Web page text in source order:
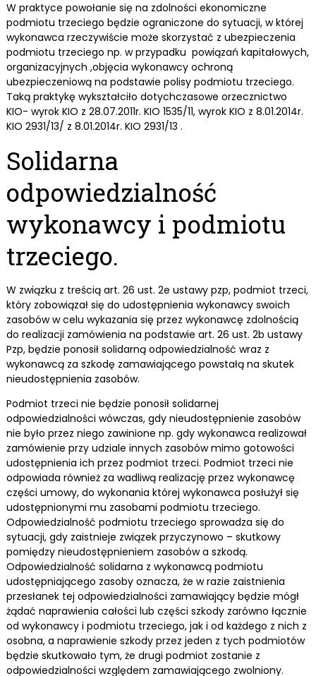
W praktyce powołanie się na zdolności ekonomiczne
podmiotu trzeciego będzie ograniczone do sytuacji, w której
wykonawca rzeczywiście może skorzystać z ubezpieczenia
podmiotu trzeciego np. w przypadku powiązań kapitałowych,
organizacyjnych ,objęcia wykonawcy ochroną
ubezpieczeniową na podstawie polisy podmiotu trzeciego.
Taką praktykę wykształciło dotychczasowe orzecznictwo
KIO- wyrok KIO z 28.07.2011r. KIO 1535/11, wyrok KIO z 8.01.2014r.
KIO 2931/13/ z 8.01.2014r. KIO 2931/13 .
Solidarna
odpowiedzialność
wykonawcy i podmiotu
trzeciego.
W związku z treścią art. 26 ust. 2e ustawy pzp, podmiot trzeci,
który zobowiązał się do udostępnienia wykonawcy swoich
zasobów w celu wykazania się przez wykonawcę zdolnością
do realizacji zamówienia na podstawie art. 26 ust. 2b ustawy
Pzp, będzie ponosił solidarną odpowiedzialność wraz z
wykonawcą za szkodę zamawiającego powstałą na skutek
nieudostępnienia zasobów.
Podmiot trzeci nie będzie ponosił solidarnej
odpowiedzialności wówczas, gdy nieudostępnienie zasobów
nie było przez niego zawinione np. gdy wykonawca realizował
zamówienie przy udziale innych zasobów mimo gotowości
udostępnienia ich przez podmiot trzeci. Podmiot trzeci nie
odpowiada również za wadliwą realizację przez wykonawcę
części umowy, do wykonania której wykonawca posłużył się
udostępnionymi mu zasobami podmiotu trzeciego.
Odpowiedzialność podmiotu trzeciego sprowadza się do
sytuacji, gdy zaistnieje związek przyczynowo – skutkowy
pomiędzy nieudostępnieniem zasobów a szkodą.
Odpowiedzialność solidarna z wykonawcą podmiotu
udostępniającego zasoby oznacza, że w razie zaistnienia
przesłanek tej odpowiedzialności zamawiający będzie mógł
żądać naprawienia całości lub części szkody zarówno łącznie
od wykonawcy i podmiotu trzeciego, jak i od każdego z nich z
osobna, a naprawienie szkody przez jeden z tych podmiotów
będzie skutkowało tym, że drugi podmiot zostanie z
odpowiedzialności względem zamawiającego zwolniony.